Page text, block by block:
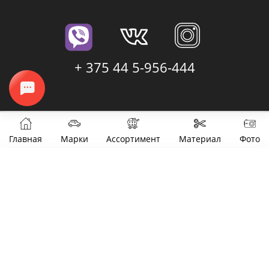
Главная Марки Ассортимент Материал Фото
+ 375 44 5-956-444